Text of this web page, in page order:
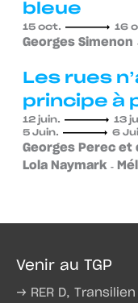
bleue
15 oct. 16
Georges Simenon
Les rues
principe à
12 juin.
13
5 Juin.
6
Georges Perec et
Lola Naymark
Venir au TGP
→ RER D,